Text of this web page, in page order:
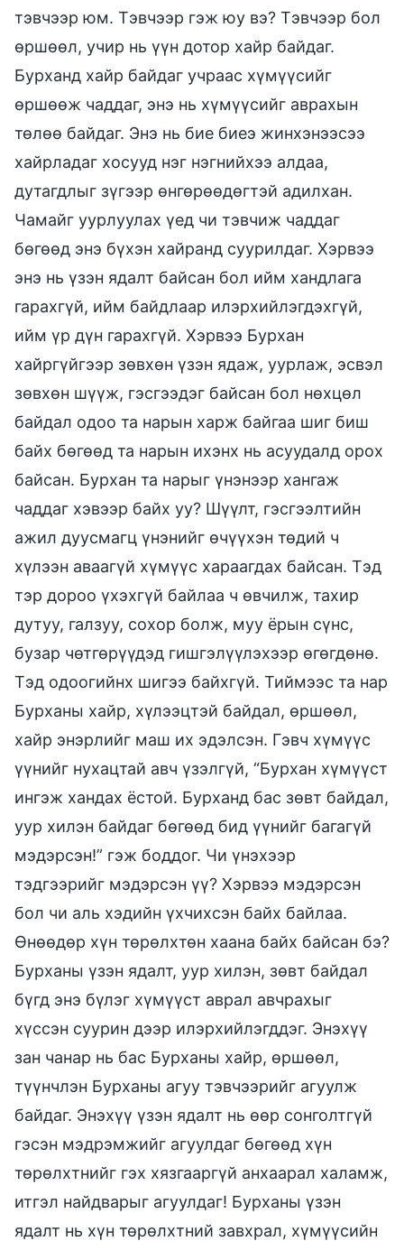
тэвчээр юм. Тэвчээр гэж юу вэ? Тэвчээр бол
өршөөл, учир нь үүн дотор хайр байдаг.
Бурханд хайр байдаг учраас хүмүүсийг
өршөөж чаддаг, энэ нь хүмүүсийг аврахын
төлөө байдаг. Энэ нь бие биеэ жинхэнээсээ
хайрладаг хосууд нэг нэгнийхээ алдаа,
дутагдлыг зүгээр өнгөрөөдөгтэй адилхан.
Чамайг уурлуулах үед чи тэвчиж чаддаг
бөгөөд энэ бүхэн хайранд суурилдаг. Хэрвээ
энэ нь үзэн ядалт байсан бол ийм хандлага
гарахгүй, ийм байдлаар илэрхийлэгдэхгүй,
ийм үр дүн гарахгүй. Хэрвээ Бурхан
хайргүйгээр зөвхөн үзэн ядаж, уурлаж, эсвэл
зөвхөн шүүж, гэсгээдэг байсан бол нөхцөл
байдал одоо та нарын харж байгаа шиг биш
байх бөгөөд та нарын ихэнх нь асуудалд орох
байсан. Бурхан та нарыг үнэнээр хангаж
чаддаг хэвээр байх уу? Шүүлт, гэсгээлтийн
ажил дуусмагц үнэнийг өчүүхэн төдий ч
хүлээн аваагүй хүмүүс хараагдах байсан. Тэд
тэр дороо үхэхгүй байлаа ч өвчилж, тахир
дутуу, галзуу, сохор болж, муу ёрын сүнс,
бузар чөтгөрүүдэд гишгэлүүлэхээр өгөгдөнө.
Тэд одоогийнх шигээ байхгүй. Тиймээс та нар
Бурханы хайр, хүлээцтэй байдал, өршөөл,
хайр энэрлийг маш их эдэлсэн. Гэвч хүмүүс
үүнийг нухацтай авч үзэлгүй, “Бурхан хүмүүст
ингэж хандах ёстой. Бурханд бас зөвт байдал,
уур хилэн байдаг бөгөөд бид үүнийг багагүй
мэдэрсэн!” гэж боддог. Чи үнэхээр
тэдгээрийг мэдэрсэн үү? Хэрвээ мэдэрсэн
бол чи аль хэдийн үхчихсэн байх байлаа.
Өнөөдөр хүн төрөлхтөн хаана байх байсан бэ?
Бурханы үзэн ядалт, уур хилэн, зөвт байдал
бүгд энэ бүлэг хүмүүст аврал авчрахыг
хүссэн суурин дээр илэрхийлэгддэг. Энэхүү
зан чанар нь бас Бурханы хайр, өршөөл,
түүнчлэн Бурханы агуу тэвчээрийг агуулж
байдаг. Энэхүү үзэн ядалт нь өөр сонголтгүй
гэсэн мэдрэмжийг агуулдаг бөгөөд хүн
төрөлхтнийг гэх хязгааргүй анхаарал халамж,
итгэл найдварыг агуулдаг! Бурханы үзэн
ядалт нь хүн төрөлхтний завхрал, хүмүүсийн